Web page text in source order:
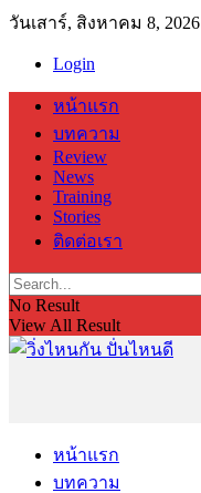
วันเสาร์, สิงหาคม 8, 2026
Login
หน้าแรก
บทความ
Review
News
Training
Stories
ติดต่อเรา
No Result
View All Result
หน้าแรก
บทความ